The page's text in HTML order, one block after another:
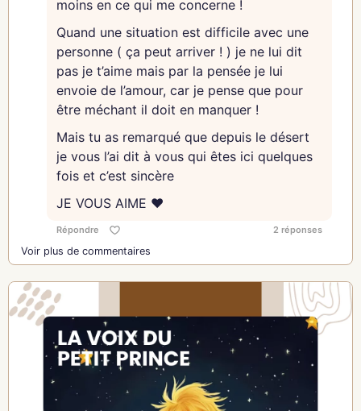
moins en ce qui me concerne !
Quand une situation est difficile avec une
personne ( ça peut arriver ! ) je ne lui dit
pas je t’aime mais par la pensée je lui
envoie de l’amour, car je pense que pour
être méchant il doit en manquer !
Mais tu as remarqué que depuis le désert
je vous l’ai dit à vous qui êtes ici quelques
fois et c’est sincère
JE VOUS AIME ❤️
Répondre 2 réponses
Voir plus de commentaires